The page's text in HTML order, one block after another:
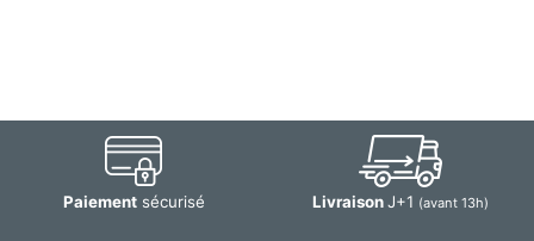
Paiementsécurisé LivraisonJ+1 (avant 13h)